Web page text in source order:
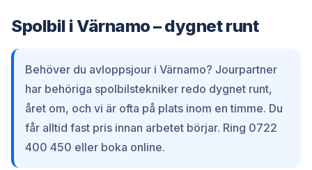
Spolbil i Värnamo – dygnet runt
Behöver du avloppsjour i Värnamo? Jourpartner
har behöriga spolbilstekniker redo dygnet runt,
året om, och vi är ofta på plats inom en timme. Du
får alltid fast pris innan arbetet börjar. Ring 0722
400 450 eller boka online.